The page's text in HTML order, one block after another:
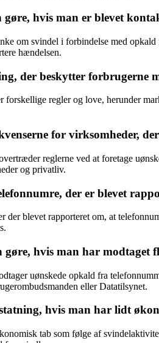
hvis man er blevet
om svindel i forbindelse med
hændelsen.
der beskytter forbrugerne
forskellige regler og love, herunder
for virksomheder,
reglerne ved at foretage
og privatliv.
der er blevet
der blevet rapporteret om, at
gøre, hvis man har modtaget
uønskede opkald fra
eller Datatilsynet.
hvis man har lidt
tab som følge af